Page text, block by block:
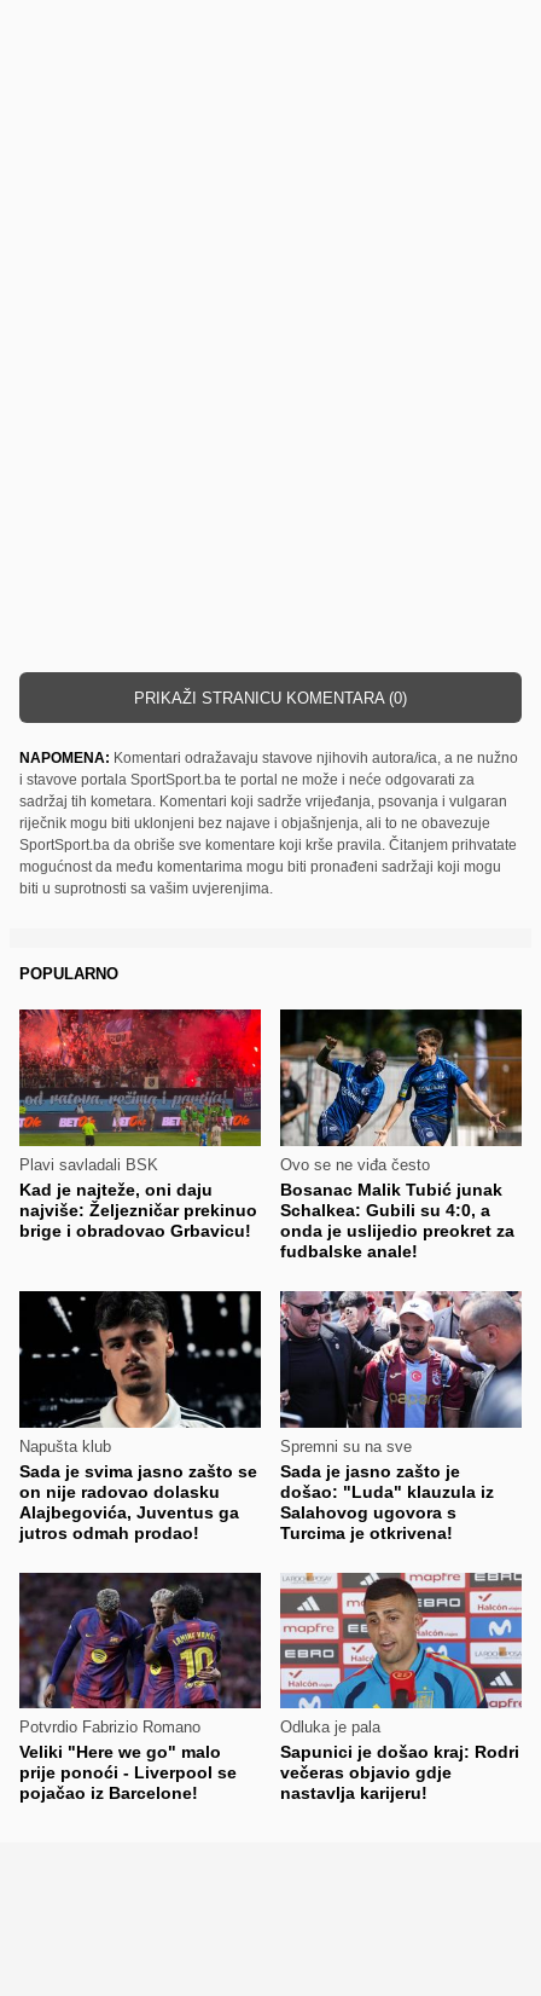
PRIKAŽI STRANICU KOMENTARA (0)
NAPOMENA: Komentari odražavaju stavove njihovih autora/ica, a ne nužno
i stavove portala SportSport.ba te portal ne može i neće odgovarati za
sadržaj tih kometara. Komentari koji sadrže vrijeđanja, psovanja i vulgaran
riječnik mogu biti uklonjeni bez najave i objašnjenja, ali to ne obavezuje
SportSport.ba da obriše sve komentare koji krše pravila. Čitanjem prihvatate
mogućnost da među komentarima mogu biti pronađeni sadržaji koji mogu
biti u suprotnosti sa vašim uvjerenjima.
POPULARNO
Plavi savladali BSK
Kad je najteže, oni daju
najviše: Željezničar prekinuo
brige i obradovao Grbavicu!
Ovo se ne viđa često
Bosanac Malik Tubić junak
Schalkea: Gubili su 4:0, a
onda je uslijedio preokret za
fudbalske anale!
Napušta klub
Sada je svima jasno zašto se
on nije radovao dolasku
Alajbegovića, Juventus ga
jutros odmah prodao!
Spremni su na sve
Sada je jasno zašto je
došao: "Luda" klauzula iz
Salahovog ugovora s
Turcima je otkrivena!
Potvrdio Fabrizio Romano
Veliki "Here we go" malo
prije ponoći - Liverpool se
pojačao iz Barcelone!
Odluka je pala
Sapunici je došao kraj: Rodri
večeras objavio gdje
nastavlja karijeru!